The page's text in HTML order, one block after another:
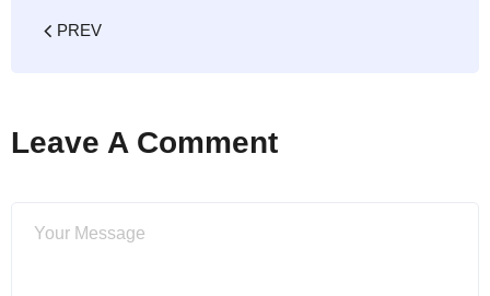
PREV
Leave A Comment